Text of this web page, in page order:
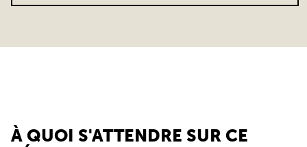
À QUOI S'ATTENDRE SUR CE